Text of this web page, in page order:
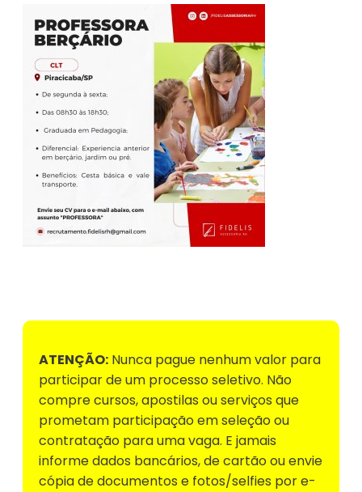
ATENÇÃO: Nunca pague nenhum valor para
participar de um processo seletivo. Não
compre cursos, apostilas ou serviços que
prometam participação em seleção ou
contratação para uma vaga. E jamais
informe dados bancários, de cartão ou envie
cópia de documentos e fotos/selfies por e-